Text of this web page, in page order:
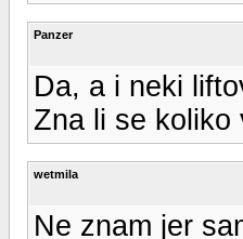
Panzer
Da, a i neki
Zna li se koliko
wetmila
Ne znam jer